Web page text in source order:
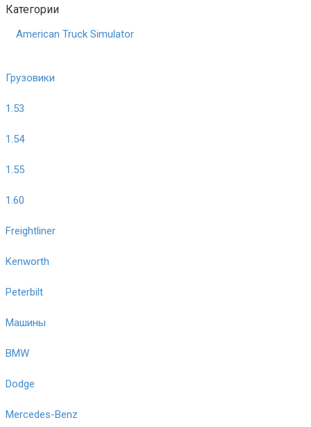
Категории
American Truck Simulator
Грузовики
1.53
1.54
1.55
1.60
Freightliner
Kenworth
Peterbilt
Машины
BMW
Dodge
Mercedes-Benz